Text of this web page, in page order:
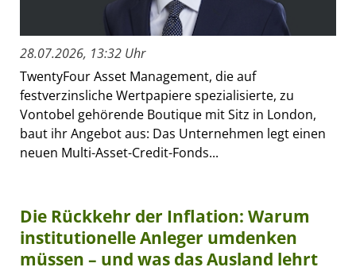
28.07.2026, 13:32 Uhr
TwentyFour Asset Management, die auf
festverzinsliche Wertpapiere spezialisierte, zu
Vontobel gehörende Boutique mit Sitz in London,
baut ihr Angebot aus: Das Unternehmen legt einen
neuen Multi-Asset-Credit-Fonds...
Die Rückkehr der Inflation: Warum
institutionelle Anleger umdenken
müssen – und was das Ausland lehrt